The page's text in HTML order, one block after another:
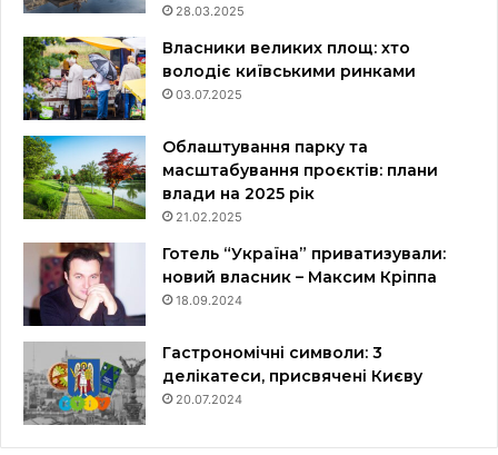
28.03.2025
Власники великих площ: хто
володіє київськими ринками
03.07.2025
Облаштування парку та
масштабування проєктів: плани
влади на 2025 рік
21.02.2025
Готель “Україна” приватизували:
новий власник – Максим Кріппа
18.09.2024
Гастрономічні символи: 3
делікатеси, присвячені Києву
20.07.2024